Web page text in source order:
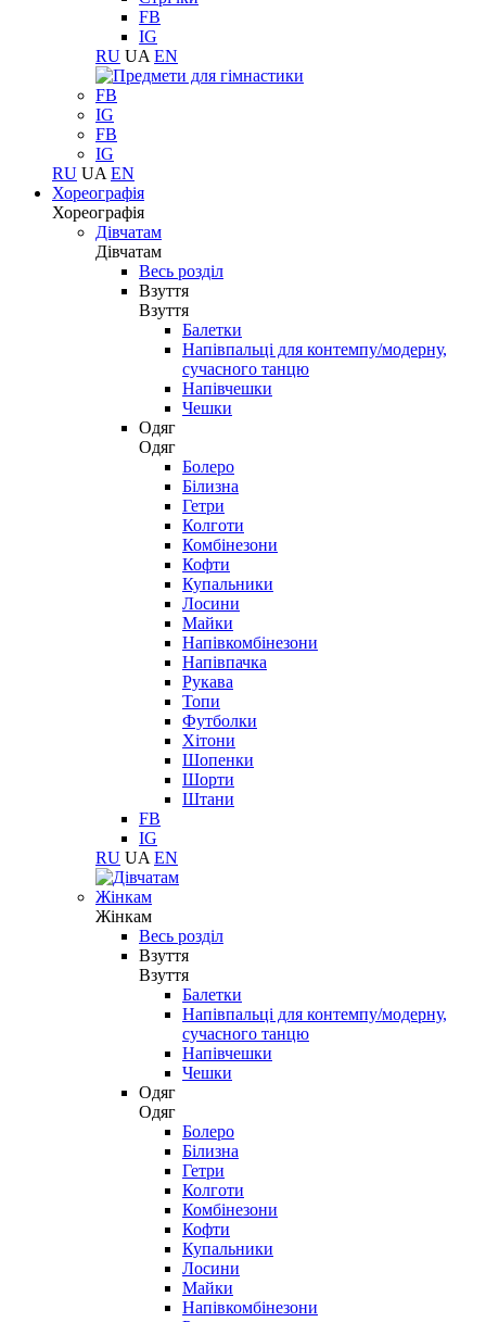
FB
IG
RU UA EN
FB
IG
FB
IG
RU UA EN
Хореографія
Хореографія
Дівчатам
Дівчатам
Весь розділ
Взуття
Взуття
Балетки
Напівпальці для контемпу/модерну,
сучасного танцю
Напівчешки
Чешки
Одяг
Одяг
Болеро
Білизна
Гетри
Колготи
Комбінезони
Кофти
Купальники
Лосини
Майки
Напівкомбінезони
Напівпачка
Рукава
Топи
Футболки
Хітони
Шопенки
Шорти
Штани
FB
IG
RU UA EN
Жінкам
Жінкам
Весь розділ
Взуття
Взуття
Балетки
Напівпальці для контемпу/модерну,
сучасного танцю
Напівчешки
Чешки
Одяг
Одяг
Болеро
Білизна
Гетри
Колготи
Комбінезони
Кофти
Купальники
Лосини
Майки
Напівкомбінезони